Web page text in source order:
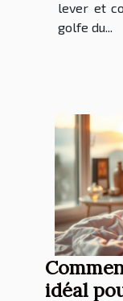
lever et
golfe du...
idéal